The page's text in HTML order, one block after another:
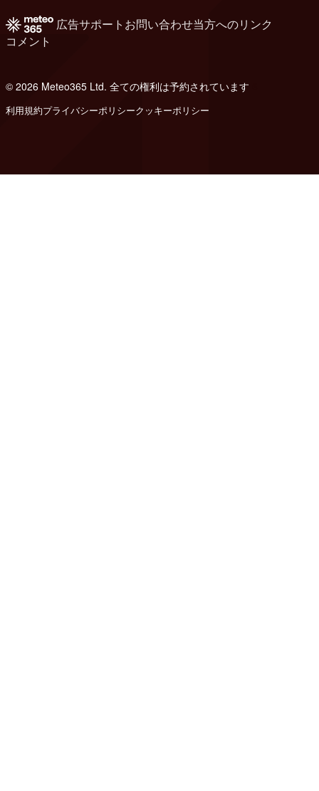
広告サポート お問い合わせ当方へのリンク
コメント
© 2026 Meteo365 Ltd. 全ての権利は予約されています
利用規約プライバシーポリシークッキーポリシー